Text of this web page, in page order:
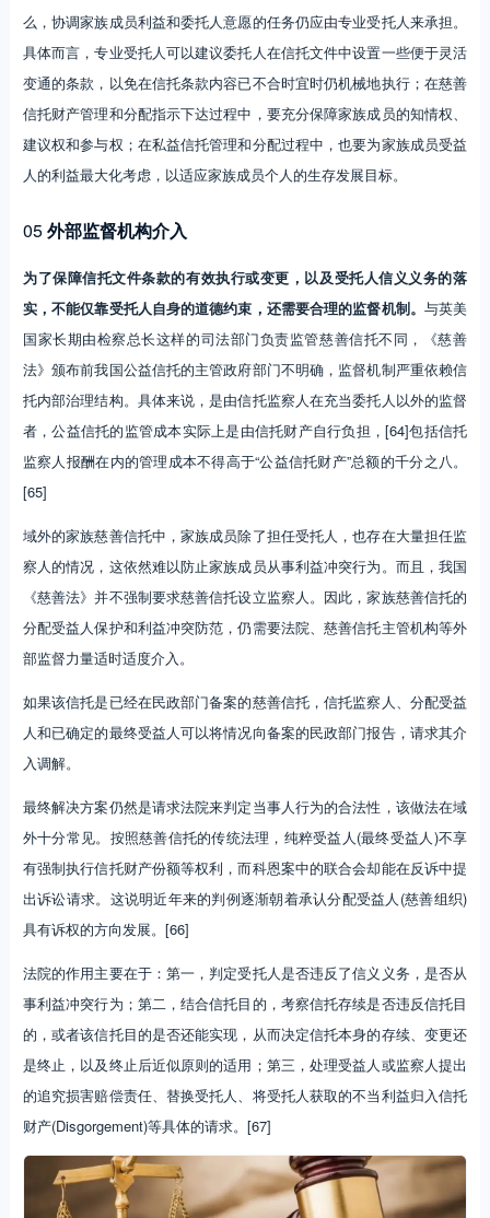
么，协调家族成员利益和委托人意愿的任务仍应由专业受托人来承担。
具体而言，专业受托人可以建议委托人在信托文件中设置一些便于灵活
变通的条款，以免在信托条款内容已不合时宜时仍机械地执行；在慈善
信托财产管理和分配指示下达过程中，要充分保障家族成员的知情权、
建议权和参与权；在私益信托管理和分配过程中，也要为家族成员受益
人的利益最大化考虑，以适应家族成员个人的生存发展目标。
05外部监督机构介入
为了保障信托文件条款的有效执行或变更，以及受托人信义义务的落
实，不能仅靠受托人自身的道德约束，还需要合理的监督机制。 与英美
国家长期由检察总长这样的司法部门负责监管慈善信托不同，《慈善
法》颁布前我国公益信托的主管政府部门不明确，监督机制严重依赖信
托内部治理结构。具体来说，是由信托监察人在充当委托人以外的监督
者，公益信托的监管成本实际上是由信托财产自行负担，[64]包括信托
监察人报酬在内的管理成本不得高于“公益信托财产”总额的千分之八。
[65]
域外的家族慈善信托中，家族成员除了担任受托人，也存在大量担任监
察人的情况，这依然难以防止家族成员从事利益冲突行为。而且，我国
《慈善法》并不强制要求慈善信托设立监察人。因此，家族慈善信托的
分配受益人保护和利益冲突防范，仍需要法院、慈善信托主管机构等外
部监督力量适时适度介入。
如果该信托是已经在民政部门备案的慈善信托，信托监察人、分配受益
人和已确定的最终受益人可以将情况向备案的民政部门报告，请求其介
入调解。
最终解决方案仍然是请求法院来判定当事人行为的合法性，该做法在域
外十分常见。按照慈善信托的传统法理，纯粹受益人(最终受益人)不享
有强制执行信托财产份额等权利，而科恩案中的联合会却能在反诉中提
出诉讼请求。这说明近年来的判例逐渐朝着承认分配受益人(慈善组织)
具有诉权的方向发展。[66]
法院的作用主要在于：第一，判定受托人是否违反了信义义务，是否从
事利益冲突行为；第二，结合信托目的，考察信托存续是否违反信托目
的，或者该信托目的是否还能实现，从而决定信托本身的存续、变更还
是终止，以及终止后近似原则的适用；第三，处理受益人或监察人提出
的追究损害赔偿责任、替换受托人、将受托人获取的不当利益归入信托
财产(Disgorgement)等具体的请求。[67]